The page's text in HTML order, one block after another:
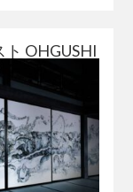
ト OHGUSHI